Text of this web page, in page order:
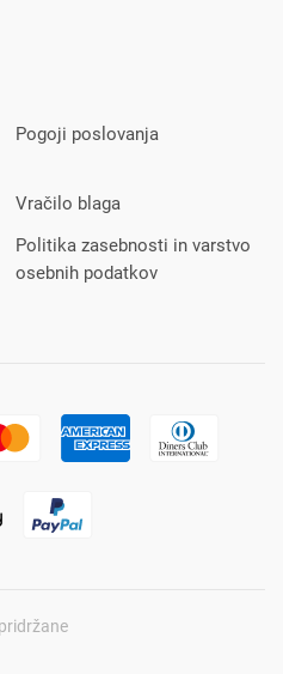
Pogoji poslovanja
Vračilo blaga
Politika zasebnosti in varstvo
osebnih podatkov